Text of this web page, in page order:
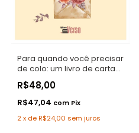
Para quando você precisar
de colo: um livro de cartas
de mães para mães
R$48,00
R$47,04 com Pix
2 x deR$24,00 sem juros